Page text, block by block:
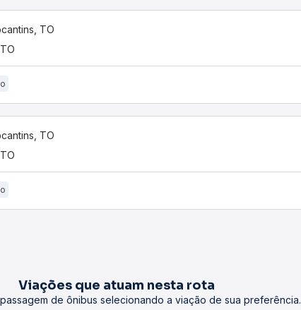
TO
TO
Viações que atuam nesta rota
de ônibus selecionando a viação de sua preferência.